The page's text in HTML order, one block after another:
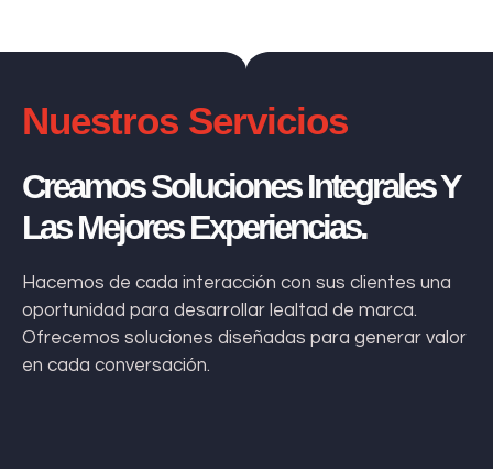
Nuestros Servicios
Creamos Soluciones Integrales Y
Las Mejores Experiencias.
Hacemos de cada interacción con sus clientes una
oportunidad para desarrollar lealtad de marca.
Ofrecemos soluciones diseñadas para generar valor
en cada conversación.